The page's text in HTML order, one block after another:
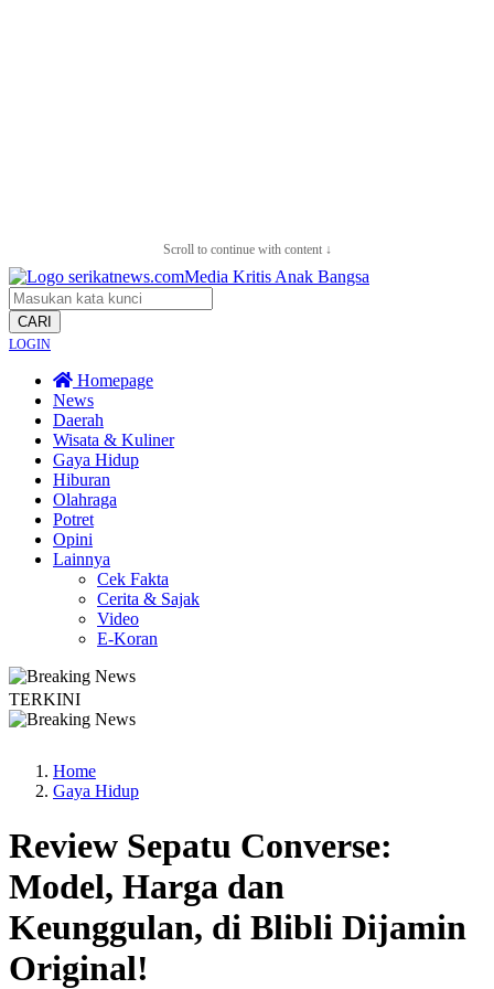
Scroll to continue with content ↓
CARI
LOGIN
Homepage
News
Daerah
Wisata & Kuliner
Gaya Hidup
Hiburan
Olahraga
Potret
Opini
Lainnya
Cek Fakta
Cerita & Sajak
Video
E-Koran
TERKINI
Home
Gaya Hidup
Review Sepatu Converse:
Model, Harga dan
Keunggulan, di Blibli Dijamin
Original!